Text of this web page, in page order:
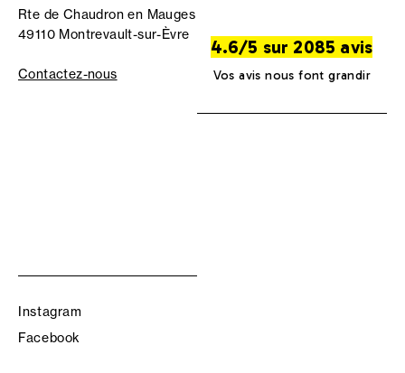
Rte de Chaudron en Mauges
49110 Montrevault-sur-Èvre
Contactez-nous
4.6/5 sur 2085 avis
Vos avis nous font grandir
Instagram
Facebook